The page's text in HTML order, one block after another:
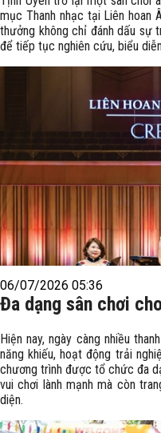
mục Thanh nhạc tại Liên hoan
thưởng không chỉ đánh dấu sự
để tiếp tục nghiên cứu, biểu
06/07/2026 05:36
Đa dạng sân chơi
Hiện nay, ngày càng nhiều
năng khiếu, hoạt động trải
chương trình được tổ chức đa
vui chơi lành mạnh mà còn
diện.